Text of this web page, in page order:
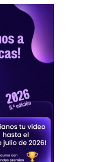
CIENTÍFICA
2026: